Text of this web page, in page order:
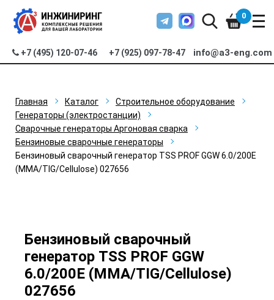
+7 (495) 120-07-46 +7 (925) 097-78-47 info@a3-eng.com
0
Главная Каталог
Строительное оборудование
Генераторы (электростанции)
Сварочные генераторы Аргоновая сварка
Бензиновые сварочные генераторы
Бензиновый сварочный генератор TSS PROF GGW 6.0/200E
(MMA/TIG/Cellulose) 027656
Бензиновый сварочный
генератор TSS PROF GGW
6.0/200E (MMA/TIG/Cellulose)
027656